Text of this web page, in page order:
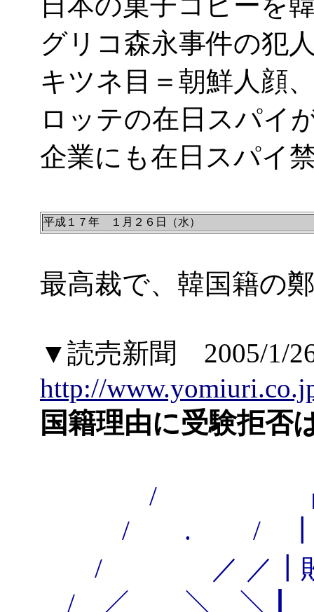
グリコ森永事件の犯
キツネ目＝朝鮮人顔
ロッテの在日スパイ
企業にも在日スパイ
平成１７年 １月２６日（水）
最高裁で、韓国籍の
▼読売新聞 2005/
http://
国籍理由に受験拒否
/ ┏ ））
/ . / ┃
/ ／ ／┃敗
/ ／ ＼